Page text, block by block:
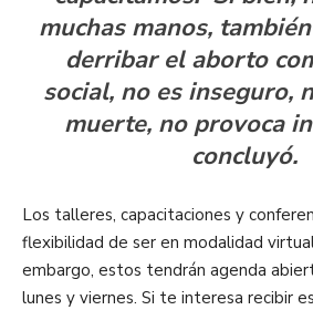
muchas manos,
derribar el aborto
social, no es inseguro,
muerte, no provoca
concluyó.
Los talleres, capacitaciones y
flexibilidad de ser en modalidad
embargo, estos tendrán agenda
lunes y viernes. Si te interesa recibir